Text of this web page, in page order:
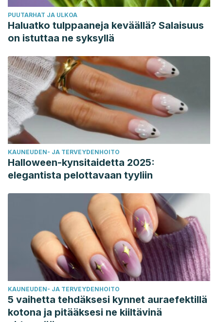
PUUTARHAT JA ULKOA
Haluatko tulppaaneja keväällä? Salaisuus
on istuttaa ne syksyllä
KAUNEUDEN- JA TERVEYDENHOITO
Halloween-kynsitaidetta 2025:
elegantista pelottavaan tyyliin
KAUNEUDEN- JA TERVEYDENHOITO
5 vaihetta tehdäksesi kynnet auraefektillä
kotona ja pitääksesi ne kiiltävinä